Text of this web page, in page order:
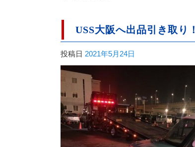
USS大阪へ出品引き取り！
投稿日 2021年5月24日